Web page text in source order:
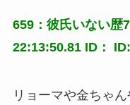
659：彼氏いない歴
22:13:50.81 ID：
リョーマや金ちゃ